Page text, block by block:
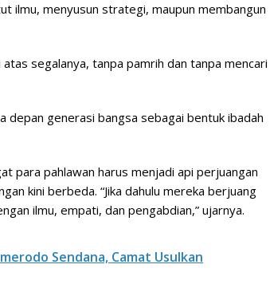
ilmu, menyusun strategi, maupun membangun
segalanya, tanpa pamrih dan tanpa mencari
depan generasi bangsa sebagai bentuk ibadah
para pahlawan harus menjadi api perjuangan
kini berbeda. “Jika dahulu mereka berjuang
ilmu, empati, dan pengabdian,” ujarnya.
Sendana, Camat Usulkan